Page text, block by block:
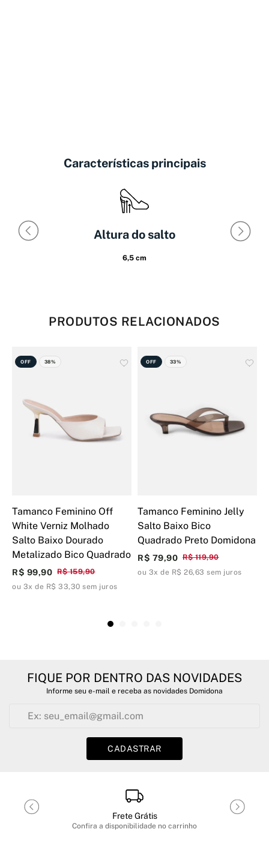
Características principais
Altura do salto
6,5 cm
PRODUTOS RELACIONADOS
OFF 38%
Tamanco Feminino Off
White Verniz Molhado
Salto Baixo Dourado
Metalizado Bico Quadrado
R$ 159,90
R$ 99,90
ou 3x de R$ 33,30 sem juros
OFF 33%
Tamanco Feminino Jelly
Salto Baixo Bico
Quadrado Preto Domidona
R$ 119,90
R$ 79,90
ou 3x de R$ 26,63 sem juros
FIQUE POR DENTRO DAS NOVIDADES
Informe seu e-mail e receba as novidades Domidona
CADASTRAR
Frete Grátis
Confira a disponibilidade no carrinho